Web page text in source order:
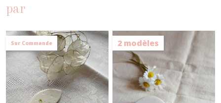
par
Sur Commande 2 modèles